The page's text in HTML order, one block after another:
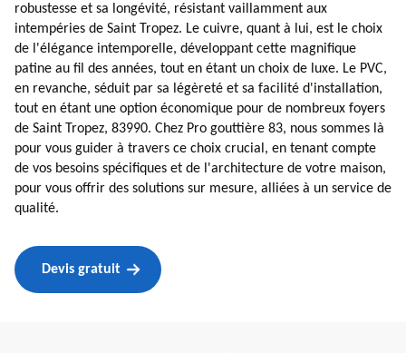
robustesse et sa longévité, résistant vaillamment aux
intempéries de Saint Tropez. Le cuivre, quant à lui, est le choix
de l'élégance intemporelle, développant cette magnifique
patine au fil des années, tout en étant un choix de luxe. Le PVC,
en revanche, séduit par sa légèreté et sa facilité d'installation,
tout en étant une option économique pour de nombreux foyers
de Saint Tropez, 83990. Chez Pro gouttière 83, nous sommes là
pour vous guider à travers ce choix crucial, en tenant compte
de vos besoins spécifiques et de l'architecture de votre maison,
pour vous offrir des solutions sur mesure, alliées à un service de
qualité.
Devis gratuit